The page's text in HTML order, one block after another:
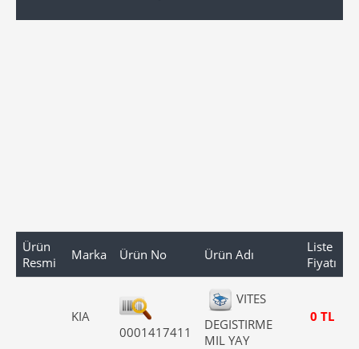
Ürün
Resmi
Marka Ürün No Ürün Adı
Liste
Fiyatı
KIA
0001417411
VITES
DEGISTIRME
MIL YAY
0 TL